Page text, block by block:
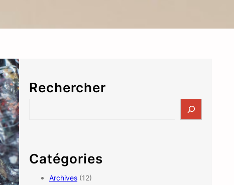
Rechercher
c
h
Catégories
Archives (12)